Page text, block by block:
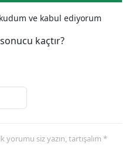
ve kabul ediyorum
kaçtır?
siz yazın, tartışalım *